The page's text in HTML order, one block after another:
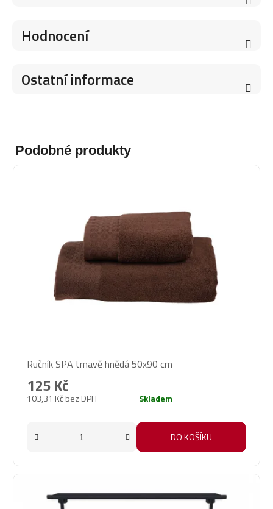
Hodnocení
Ostatní informace
Podobné produkty
Ručník SPA tmavě hnědá 50x90 cm
103,31 Kč bez DPH
125 Kč
Skladem
DO KOŠÍKU